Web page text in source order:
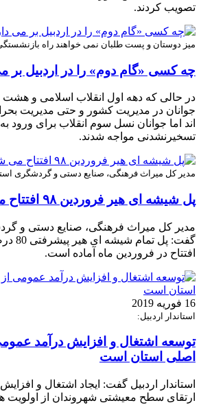
تصویب کردند.
میز دوستان و پست طلبان نمی خواهند راه بازنشستگی
چه کسی «گام دوم» را در اردبیل بر
در حالی که دهه اول انقلاب اسلامی و
جوانان در مدیریت کشور و حتی مدیریت
اند اما جوانان نسل سوم انقلاب برای ورود
تسخیرنشدنی مواجه شدند.
مدیر کل میراث فرهنگی، صنایع دستی و گردشگری
پل شیشه ای هیر فروردین ۹۸ افتتاح می شود
مدیر کل میراث فرهنگی، صنایع دستی و
گفت:
افتتاح در فروردین ماه آماده است.
16 فوریه 2019
استاندار اردبیل:
توسعه اشتغال و افزایش درآمد
اصلی استان است
استاندار اردبیل گفت: ایجاد اشتغال و
ارتقای سطح معیشتی شهروندان از